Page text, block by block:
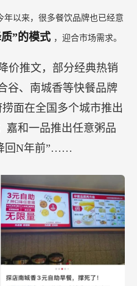
以来，很多餐饮品牌也已经意
”的模式 ，迎合市场需求。
价推文，部分经典热销
谷、南城香等快餐品牌
面在全国多个城市推出
嘉和一品推出任意粥品
回N年前”……